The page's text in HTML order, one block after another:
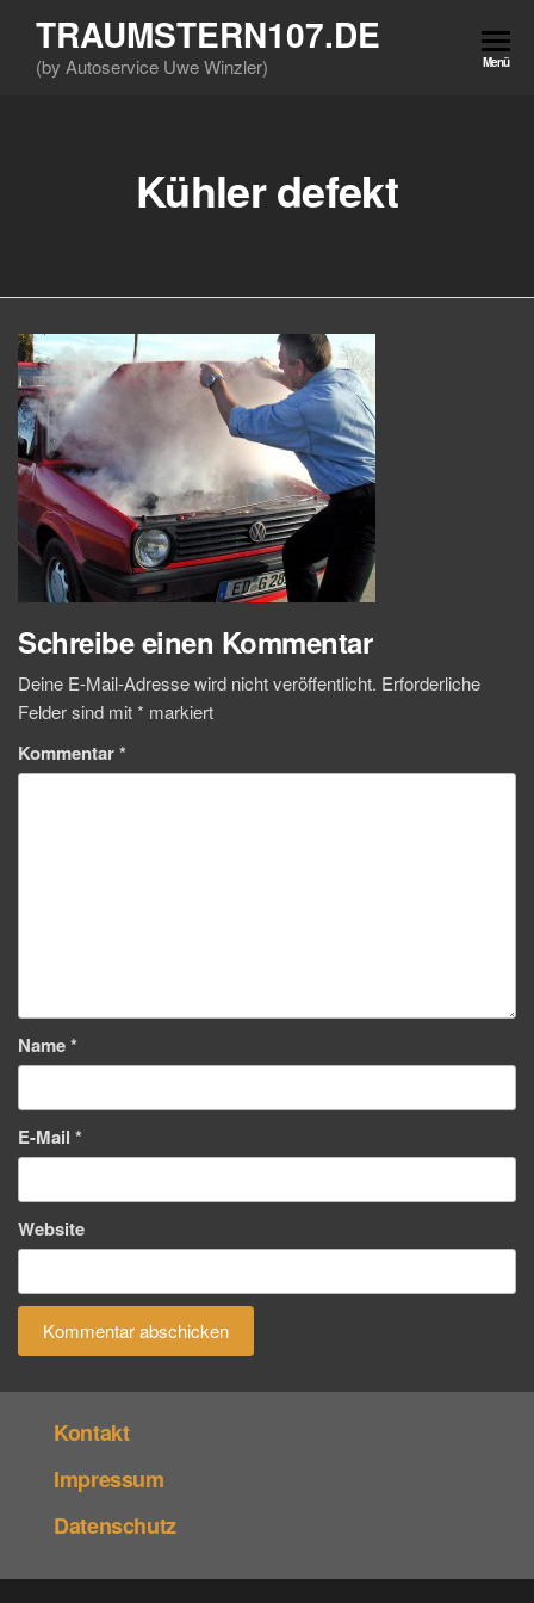
springen
TRAUMSTERN107.DE
(by Autoservice Uwe Winzler) Menü
Kühler defekt
Schreibe einen Kommentar
Deine E-Mail-Adresse wird nicht veröffentlicht. Erforderliche
Felder sind mit* markiert
Kommentar*
Name*
E-Mail *
Website
Kontakt
Impressum
Datenschutz